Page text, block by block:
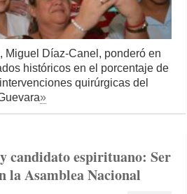
Miguel Díaz-Canel, ponderó en
históricos en el porcentaje de
quirúrgicas del
»
candidato espirituano: Ser
la Asamblea Nacional